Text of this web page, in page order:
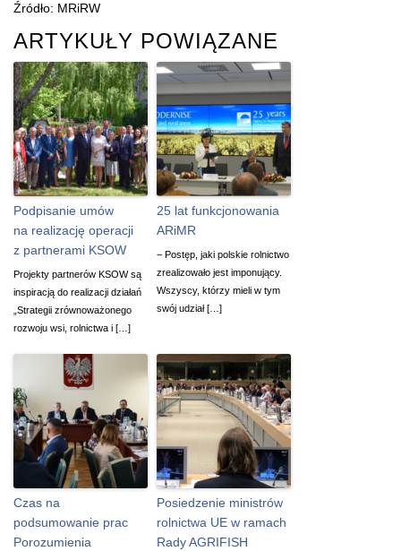
Źródło: MRiRW
ARTYKUŁY POWIĄZANE
Podpisanie umów
na realizację operacji
z partnerami KSOW
Projekty partnerów KSOW są
inspiracją do realizacji działań
„Strategii zrównoważonego
rozwoju wsi, rolnictwa i […]
25 lat funkcjonowania
ARiMR
− Postęp, jaki polskie rolnictwo
zrealizowało jest imponujący.
Wszyscy, którzy mieli w tym
swój udział […]
Czas na
podsumowanie prac
Porozumienia
Posiedzenie ministrów
rolnictwa UE w ramach
Rady AGRIFISH